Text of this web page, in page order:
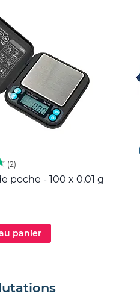
2
poche - 100 x 0,01 g
panier